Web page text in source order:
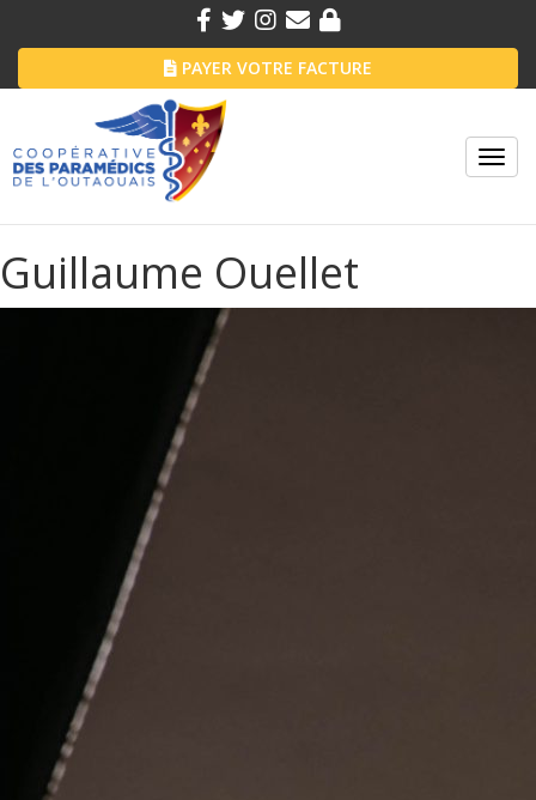
PAYER VOTRE FACTURE
Guillaume Ouellet